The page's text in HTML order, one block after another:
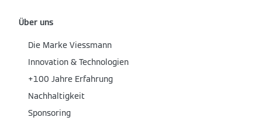
Über uns
Die Marke Viessmann
Innovation & Technologien
+100 Jahre Erfahrung
Nachhaltigkeit
Sponsoring